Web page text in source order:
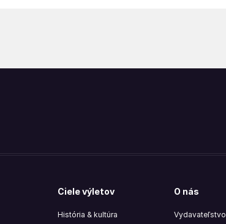
Ciele výletov
História & kultúra
O nás
Vydavateľstvo